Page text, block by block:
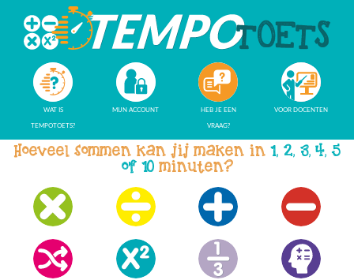
WAT IS
TEMPOTOETS?
MIJN ACCOUNT
HEB JE EEN
VRAAG?
VOOR DOCENTEN
Hoeveel sommen kan jij maken in 1, 2, 3, 4, 5
of 10 minuten?